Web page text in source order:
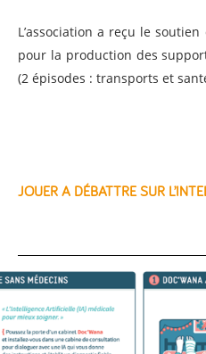
L’association a reçu le
pour la production des
(2 épisodes : transports et
JOUER A DÉBATTRE SUR